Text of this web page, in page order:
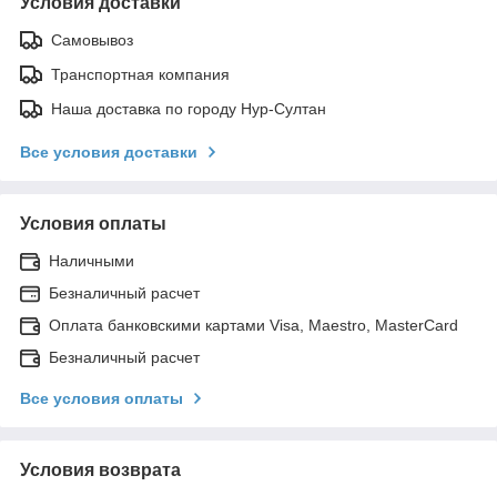
Самовывоз
Транспортная компания
Наша доставка по городу Нур-Султан
Все условия доставки
Условия оплаты
Наличными
Безналичный расчет
Оплата банковскими картами Visa, Maestro, MasterCard
Безналичный расчет
Все условия оплаты
Условия возврата